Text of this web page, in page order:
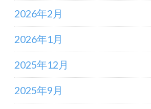
2026年2月
2026年1月
2025年12月
2025年9月